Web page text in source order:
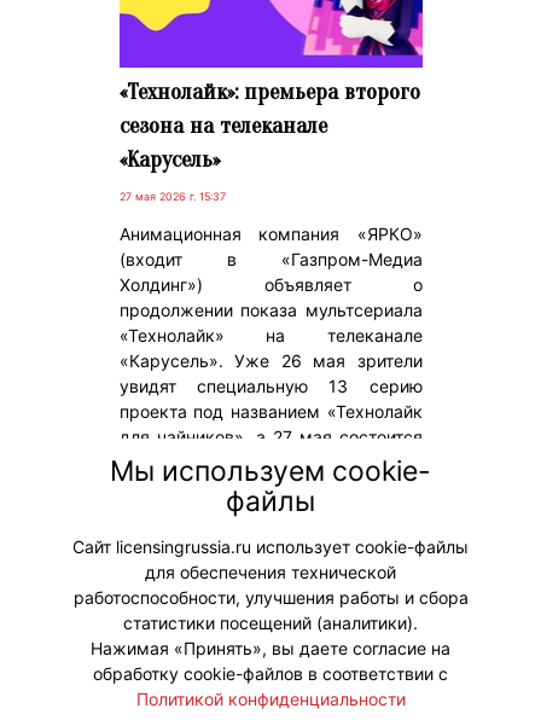
«Технолайк»: премьера второго
сезона на телеканале
«Карусель»
27 мая 2026 г. 15:37
Анимационная компания «ЯРКО»
(входит в «Газпром-Медиа
Холдинг») объявляет о
продолжении показа мультсериала
«Технолайк» на телеканале
«Карусель». Уже 26 мая зрители
увидят специальную 13 серию
проекта под названием «Технолайк
для чайников», а 27 мая состоится
премьера второго сезона. Новые
серии будут выходить на
телеканале с понедельника по
четверг.
#ПродвижениеБренда
Мы используем cookie-
файлы
Сайт licensingrussia.ru использует cookie-файлы
для обеспечения технической
работоспособности, улучшения работы и сбора
статистики посещений (аналитики).
Нажимая «Принять», вы даете согласие на
обработку cookie-файлов в соответствии с
Политикой конфиденциальности